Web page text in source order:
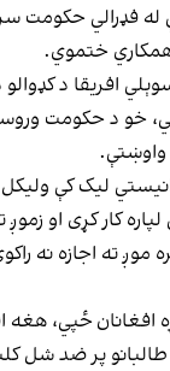
له فډرالي حکومت
همکاري ختموي.
افریقا د
خو د حکومت
لیک کې
کار کړی او زموږ
ته اجازه نه
افغانان ځپي،
پر ضد شل